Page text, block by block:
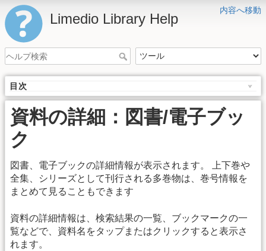
内容へ移動
Limedio Library Help
目次
資料の詳細：図書/電子ブッ
ク
図書、電子ブックの詳細情報が表示されます。 上下巻や
全集、シリーズとして刊行される多巻物は、巻号情報を
まとめて見ることもできます
資料の詳細情報は、検索結果の一覧、ブックマークの一
覧などで、資料名をタップまたはクリックすると表示さ
れます。